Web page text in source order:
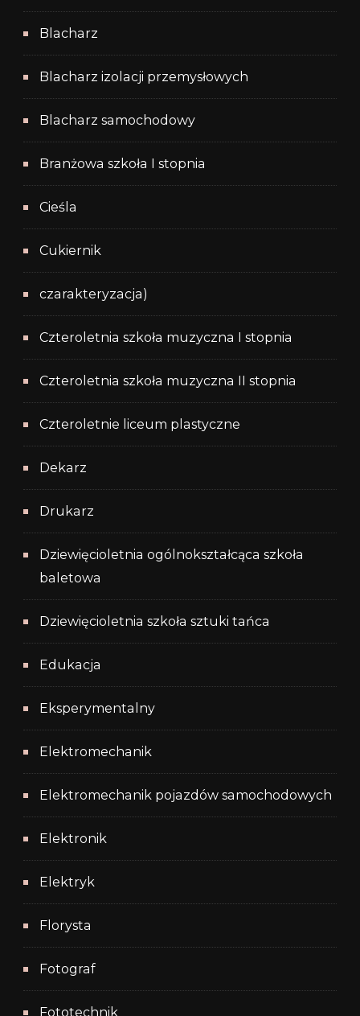
Blacharz
Blacharz izolacji przemysłowych
Blacharz samochodowy
Branżowa szkoła I stopnia
Cieśla
Cukiernik
czarakteryzacja)
Czteroletnia szkoła muzyczna I stopnia
Czteroletnia szkoła muzyczna II stopnia
Czteroletnie liceum plastyczne
Dekarz
Drukarz
Dziewięcioletnia ogólnokształcąca szkoła
baletowa
Dziewięcioletnia szkoła sztuki tańca
Edukacja
Eksperymentalny
Elektromechanik
Elektromechanik pojazdów samochodowych
Elektronik
Elektryk
Florysta
Fotograf
Fototechnik